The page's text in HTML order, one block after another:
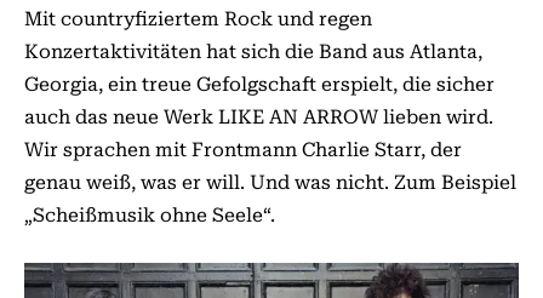
Mit countryfiziertem Rock und regen
Konzertaktivitäten hat sich die Band aus Atlanta,
Georgia, ein treue Gefolgschaft erspielt, die sicher
auch das neue Werk LIKE AN ARROW lieben wird.
Wir sprachen mit Frontmann Charlie Starr, der
genau weiß, was er will. Und was nicht. Zum Beispiel
„Scheißmusik ohne Seele“.